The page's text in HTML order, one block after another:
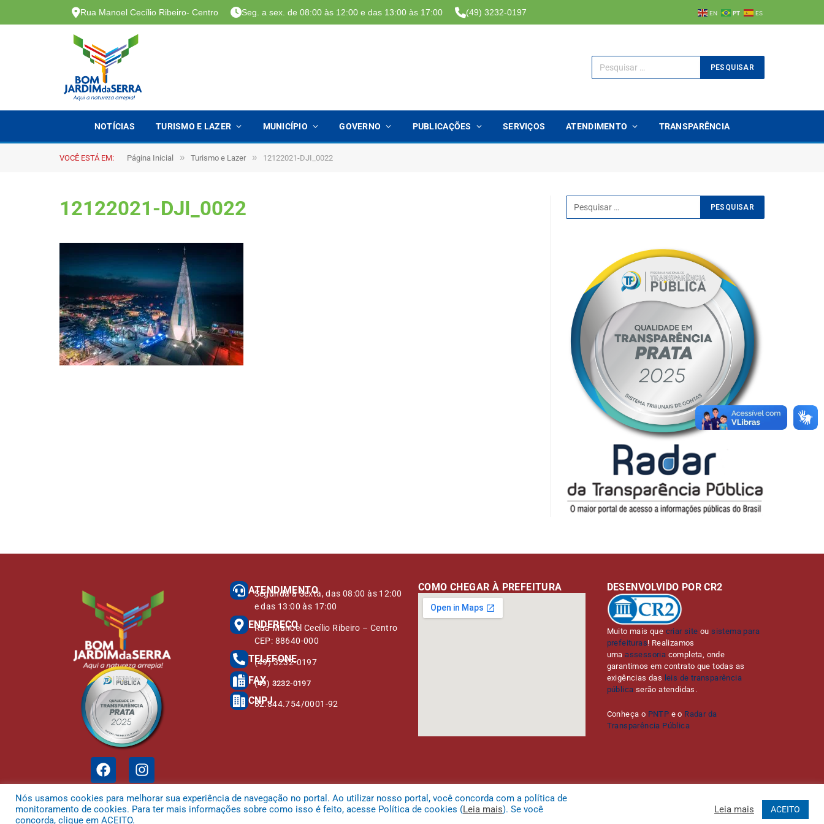
Rua Manoel Cecílio Ribeiro- Centro Seg. a sex. de 08:00 às 12:00 e das 13:00 às 17:00 (49) 3232-0197 EN PT ES
NOTÍCIAS TURISMO E LAZER MUNICÍPIO GOVERNO PUBLICAÇÕES SERVIÇOS ATENDIMENTO TRANSPARÊNCIA
VOCÊ ESTÁ EM: Página Inicial » Turismo e Lazer » 12122021-DJI_0022
12122021-DJI_0022
ATENDIMENTO
Segunda à Sexta, das 08:00 às 12:00
e das 13:00 às 17:00
ENDEREÇO
Rua Manoel Cecílio Ribeiro – Centro
CEP: 88640-000
TELEFONE
(49) 3232-0197
FAX
(49) 3232-0197
CNPJ
82.844.754/0001-92
COMO CHEGAR À PREFEITURA DESENVOLVIDO POR CR2
Muito mais que criar site ousistema para
prefeituras! Realizamos
umaassessoria completa, onde
garantimos em contrato que todas as
exigências das leis de transparência
pública serão atendidas.
Conheça o PNTP e o Radar da
Transparência Pública
Todos os direitos reservados a Prefeitura Municipal de Bom Jardim da Serra.
Nós usamos cookies para melhorar sua experiência de navegação no portal. Ao utilizar nosso portal, você concorda com a política de
monitoramento de cookies. Para ter mais informações sobre como isso é feito, acesse Política de cookies (Leia mais). Se você
concorda, clique em ACEITO.
Leia mais ACEITO